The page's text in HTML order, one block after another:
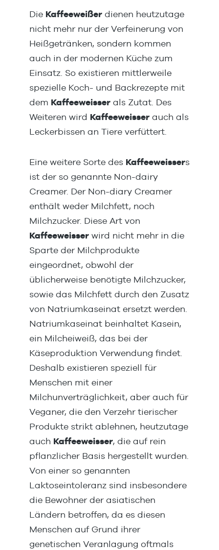
Die Kaffeeweißer dienen heutzutage
nicht mehr nur der Verfeinerung von
Heißgetränken, sondern kommen
auch in der modernen Küche zum
Einsatz. So existieren mittlerweile
spezielle Koch- und Backrezepte mit
dem Kaffeeweisser als Zutat. Des
Weiteren wird Kaffeeweisser auch als
Leckerbissen an Tiere verfüttert.
Eine weitere Sorte des Kaffeeweissers
ist der so genannte Non-dairy
Creamer. Der Non-diary Creamer
enthält weder Milchfett, noch
Milchzucker. Diese Art von
Kaffeeweisser wird nicht mehr in die
Sparte der Milchprodukte
eingeordnet, obwohl der
üblicherweise benötigte Milchzucker,
sowie das Milchfett durch den Zusatz
von Natriumkaseinat ersetzt werden.
Natriumkaseinat beinhaltet Kasein,
ein Milcheiweiß, das bei der
Käseproduktion Verwendung findet.
Deshalb existieren speziell für
Menschen mit einer
Milchunverträglichkeit, aber auch für
Veganer, die den Verzehr tierischer
Produkte strikt ablehnen, heutzutage
auch Kaffeeweisser, die auf rein
pflanzlicher Basis hergestellt wurden.
Von einer so genannten
Laktoseintoleranz sind insbesondere
die Bewohner der asiatischen
Ländern betroffen, da es diesen
Menschen auf Grund ihrer
genetischen Veranlagung oftmals